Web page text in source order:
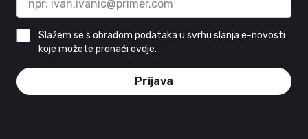
Slažem se s obradom podataka u svrhu slanja e-novosti
koje možete pronaći ovdje.
Prijava